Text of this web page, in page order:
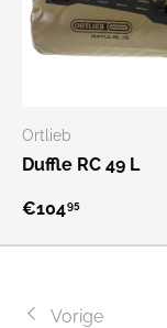
Ortlieb
Duffle RC 49 L
€10495
Vorige